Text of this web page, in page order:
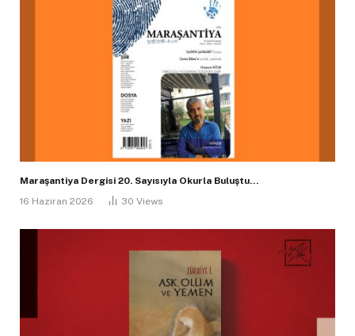
Maraşantiya Dergisi 20. Sayısıyla Okurla Buluştu…
16 Haziran 2026
30 Views